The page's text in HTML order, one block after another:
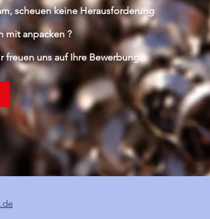
scheuen keine Herausforderung
mit anpacken ?
freuen uns auf Ihre Bewerbung.